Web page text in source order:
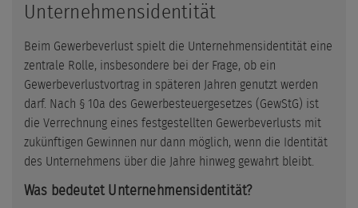
Unternehmensidentität
Beim Gewerbeverlust spielt die Unternehmensidentität eine
zentrale Rolle, insbesondere bei der Frage, ob ein
Gewerbeverlustvortrag in späteren Jahren genutzt werden
darf. Nach § 10a des Gewerbesteuergesetzes (GewStG) ist
die Verrechnung eines festgestellten Gewerbeverlusts mit
zukünftigen Gewinnen nur dann möglich, wenn die Identität
des Unternehmens über die Jahre hinweg gewahrt bleibt.
Was bedeutet Unternehmensidentität?